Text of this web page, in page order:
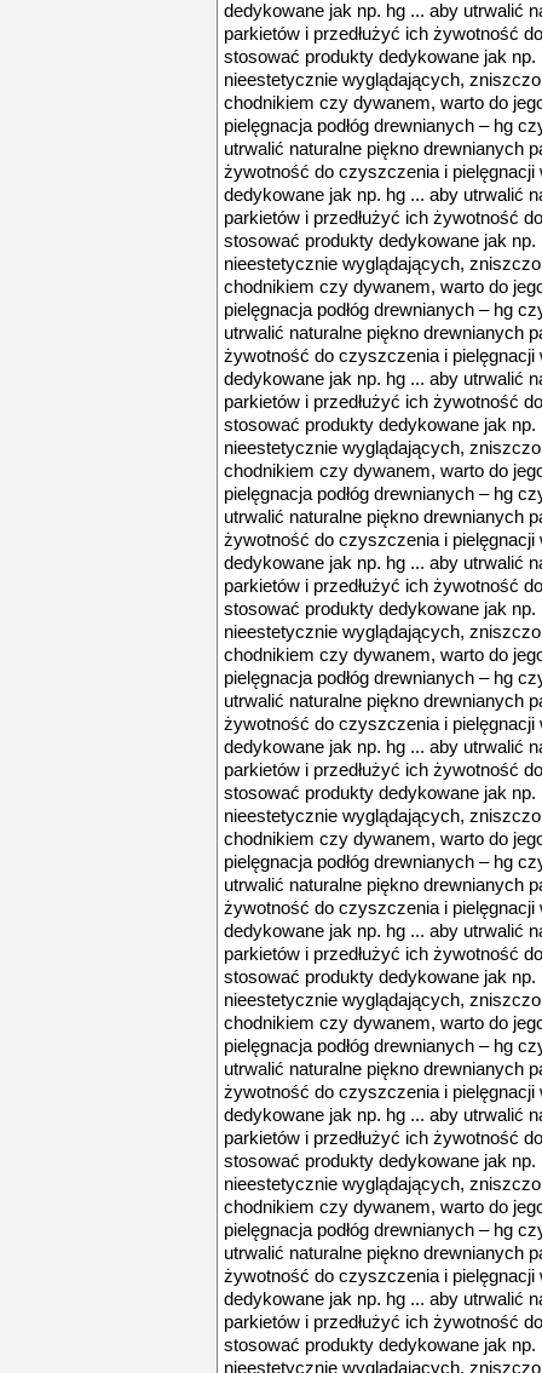
dedykowane jak np. hg ... aby utrwalić
parkietów i przedłużyć ich żywotność
stosować produkty dedykowane jak
nieestetycznie wyglądających,
chodnikiem czy dywanem, warto do
pielęgnacja podłóg drewnianych – hg
utrwalić naturalne piękno drewnianych
żywotność do czyszczenia i
dedykowane jak np. hg ... aby utrwalić
parkietów i przedłużyć ich żywotność
stosować produkty dedykowane jak
nieestetycznie wyglądających,
chodnikiem czy dywanem, warto do
pielęgnacja podłóg drewnianych – hg
utrwalić naturalne piękno drewnianych
żywotność do czyszczenia i
dedykowane jak np. hg ... aby utrwalić
parkietów i przedłużyć ich żywotność
stosować produkty dedykowane jak
nieestetycznie wyglądających,
chodnikiem czy dywanem, warto do
pielęgnacja podłóg drewnianych – hg
utrwalić naturalne piękno drewnianych
żywotność do czyszczenia i
dedykowane jak np. hg ... aby utrwalić
parkietów i przedłużyć ich żywotność
stosować produkty dedykowane jak
nieestetycznie wyglądających,
chodnikiem czy dywanem, warto do
pielęgnacja podłóg drewnianych – hg
utrwalić naturalne piękno drewnianych
żywotność do czyszczenia i
dedykowane jak np. hg ... aby utrwalić
parkietów i przedłużyć ich żywotność
stosować produkty dedykowane jak
nieestetycznie wyglądających,
chodnikiem czy dywanem, warto do
pielęgnacja podłóg drewnianych – hg
utrwalić naturalne piękno drewnianych
żywotność do czyszczenia i
dedykowane jak np. hg ... aby utrwalić
parkietów i przedłużyć ich żywotność
stosować produkty dedykowane jak
nieestetycznie wyglądających,
chodnikiem czy dywanem, warto do
pielęgnacja podłóg drewnianych – hg
utrwalić naturalne piękno drewnianych
żywotność do czyszczenia i
dedykowane jak np. hg ... aby utrwalić
parkietów i przedłużyć ich żywotność
stosować produkty dedykowane jak
nieestetycznie wyglądających,
chodnikiem czy dywanem, warto do
pielęgnacja podłóg drewnianych – hg
utrwalić naturalne piękno drewnianych
żywotność do czyszczenia i
dedykowane jak np. hg ... aby utrwalić
parkietów i przedłużyć ich żywotność
stosować produkty dedykowane jak
nieestetycznie wyglądających,